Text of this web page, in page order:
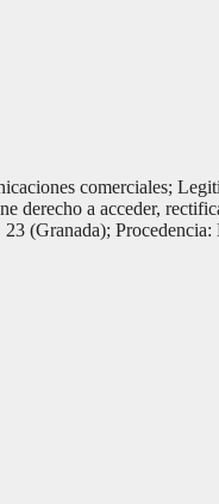
comerciales;
derecho a acceder,
(Granada);